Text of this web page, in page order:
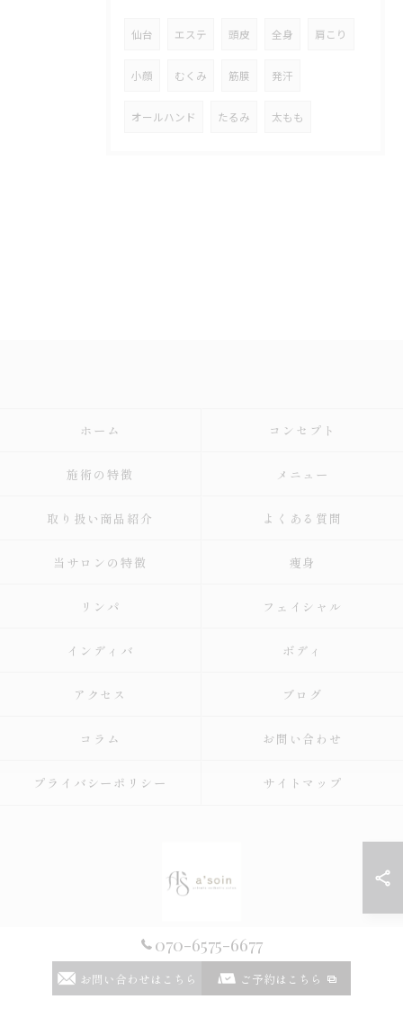
仙台 エステ 頭皮 全身 肩こり
小顔 むくみ 筋膜 発汗
オールハンド たるみ 太もも
070-6575-6677
お問い合わせはこちら ご予約はこちら
ホーム コンセプト
施術の特徴 メニュー
取り扱い商品紹介 よくある質問
当サロンの特徴 痩身
リンパ フェイシャル
インディバ ボディ
アクセス ブログ
コラム お問い合わせ
プライバシーポリシー サイトマップ
© 2026 宮城県仙台のエステならa'soin ALL RIGHTS RESERVED.